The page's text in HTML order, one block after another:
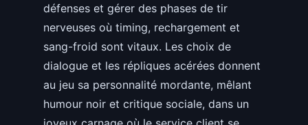
défenses et gérer des phases de tir
nerveuses où timing, rechargement et
sang-froid sont vitaux. Les choix de
dialogue et les répliques acérées donnent
au jeu sa personnalité mordante, mêlant
humour noir et critique sociale, dans un